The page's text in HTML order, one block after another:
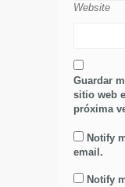
Website
Guardar
sitio web
próxima
Notify
email.
Notify